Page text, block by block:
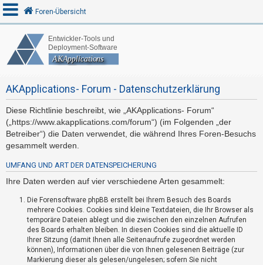
A
m
e
d
e
n
Foren-Übersicht
AKApplications- Forum - Datenschutzerklärung
Diese Richtlinie beschreibt, wie „AKApplications- Forum“
(„https://www.akapplications.com/forum“) (im Folgenden „der
Betreiber“) die Daten verwendet, die während Ihres Foren-Besuchs
gesammelt werden.
UMFANG UND ART DER DATENSPEICHERUNG
Ihre Daten werden auf vier verschiedene Arten gesammelt:
Die Forensoftware phpBB erstellt bei Ihrem Besuch des Boards
mehrere Cookies. Cookies sind kleine Textdateien, die Ihr Browser als
temporäre Dateien ablegt und die zwischen den einzelnen Aufrufen
des Boards erhalten bleiben. In diesen Cookies sind die aktuelle ID
Ihrer Sitzung (damit Ihnen alle Seitenaufrufe zugeordnet werden
können), Informationen über die von Ihnen gelesenen Beiträge (zur
Markierung dieser als gelesen/ungelesen; sofern Sie nicht